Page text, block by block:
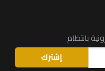
بانتظام